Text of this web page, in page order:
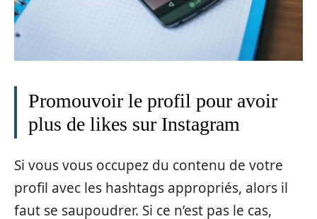
Promouvoir le profil pour avoir
plus de likes sur Instagram
Si vous vous occupez du contenu de votre
profil avec les hashtags appropriés, alors il
faut se saupoudrer. Si ce n’est pas le cas,